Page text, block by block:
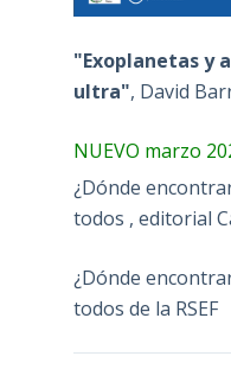
"Exoplanetas y
ultra", David
NUEVO marzo
¿Dónde
todos , editorial
¿Dónde
todos de la RSEF